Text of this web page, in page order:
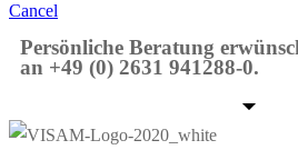
Cancel
Persönliche Beratung
an +49 (0) 2631 941288-0.